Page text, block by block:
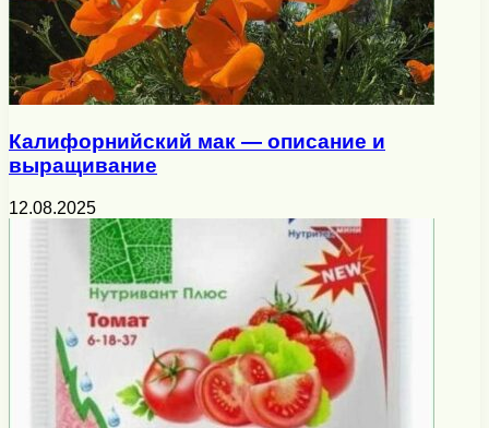
Калифорнийский мак — описание и
выращивание
12.08.2025